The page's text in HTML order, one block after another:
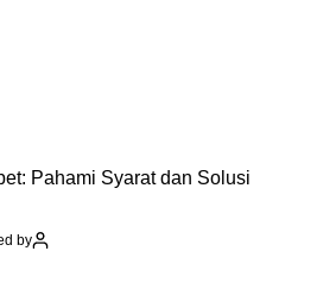
Pahami Syarat dan Solusi
by